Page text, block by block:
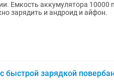
Емкость аккумулятора 10000
зарядить и андроид и айфон.
быстрой зарядкой